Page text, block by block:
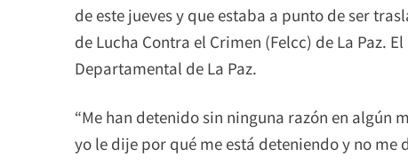
de este jueves y que estaba a punto de ser
de Lucha Contra el Crimen (Felcc) de La Paz.
Departamental de La Paz.
“Me han detenido sin ninguna razón en
yo le dije por qué me está deteniendo y no